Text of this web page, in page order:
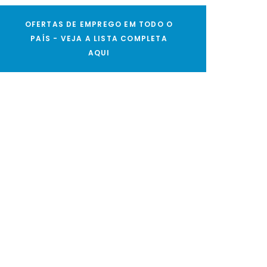
OFERTAS DE EMPREGO EM TODO O
PAÍS - VEJA A LISTA COMPLETA
AQUI